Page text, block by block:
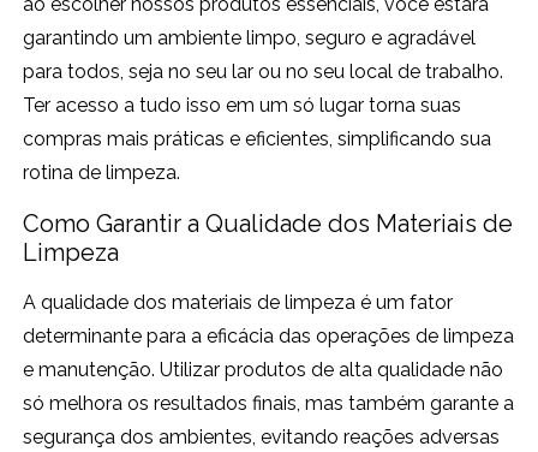
garantindo um ambiente limpo, seguro e agradável
para todos, seja no seu lar ou no seu local de trabalho.
Ter acesso a tudo isso em um só lugar torna suas
compras mais práticas e eficientes, simplificando sua
rotina de limpeza.
Como Garantir a Qualidade dos Materiais de
Limpeza
A qualidade dos materiais de limpeza é um fator
determinante para a eficácia das operações de limpeza
e manutenção. Utilizar produtos de alta qualidade não
só melhora os resultados finais, mas também garante a
segurança dos ambientes, evitando reações adversas